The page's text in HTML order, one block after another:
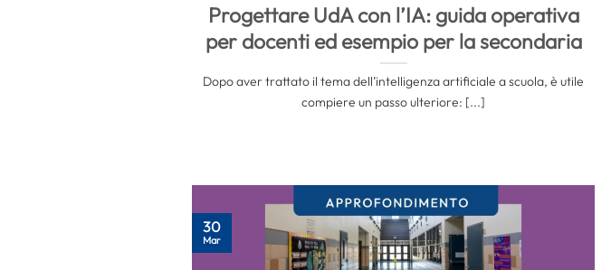
Progettare UdA con l’IA: guida operativa
per docenti ed esempio per la secondaria
Dopo aver trattato il tema dell’intelligenza artificiale a scuola, è utile
compiere un passo ulteriore: [...]
30
Mar